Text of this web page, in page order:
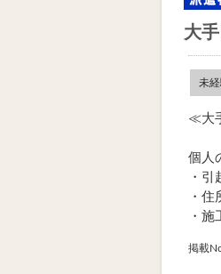
大
未
≪大
個人
・
・
・施
掲載